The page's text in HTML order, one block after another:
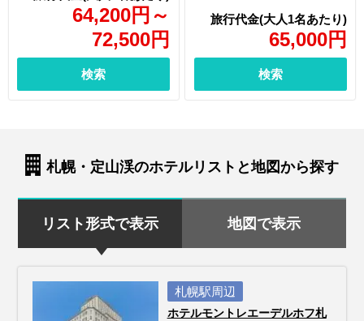
64,200円 ～
72,500円
検索
65,000円
検索
札幌・定山渓のホテルリストと地図から探す
リスト形式で表示 地図で表示
札幌駅周辺
ホテルモントレエーデルホフ札